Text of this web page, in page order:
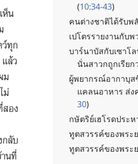
ห็น​
ทุก​
แล้ว​
ม​
ม่​
สอง​
กลับ​
น​ที่​
(10:34-43)
คน​ต่าง​ชาติ​ได้​รับ​พ
เปโตร​รายงาน​กับ​
บาร์นาบัส​กับ​เซาโ
นั่น​สาวก​ถูก​เรียก​
ผู้​พยากรณ์​อากาบุส​
แคลน​อาหาร ส่ง​
30)
กษัตริย์​เฮโรด​ประ
ทูตสวรรค์​ของ​พระ​
ทูตสวรรค์​ของ​พระ​